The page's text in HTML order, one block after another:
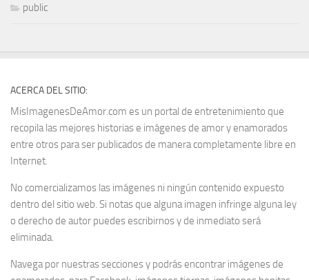
public
ACERCA DEL SITIO:
MisImagenesDeAmor.com es un portal de entretenimiento que
recopila las mejores historias e imágenes de amor y enamorados
entre otros para ser publicados de manera completamente libre en
Internet.
No comercializamos las imágenes ni ningún contenido expuesto
dentro del sitio web. Si notas que alguna imagen infringe alguna ley
o derecho de autor puedes escribirnos y de inmediato será
eliminada.
Navega por nuestras secciones y podrás encontrar imágenes de